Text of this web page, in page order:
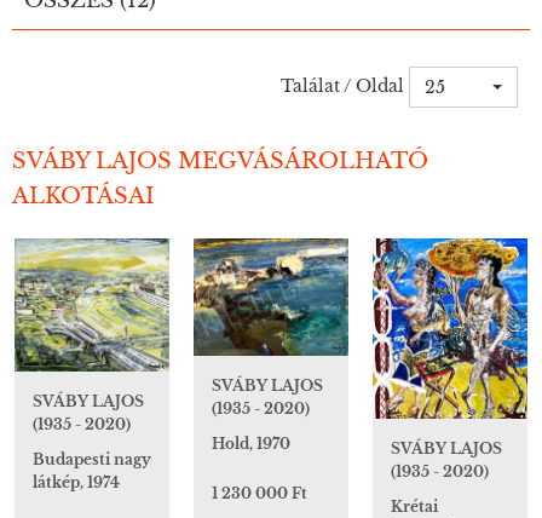
Találat / Oldal 25
SVÁBY LAJOS MEGVÁSÁROLHATÓ
ALKOTÁSAI
SVÁBY LAJOS
(1935 - 2020)
Budapesti nagy
látkép, 1974
SVÁBY LAJOS
(1935 - 2020)
Hold, 1970
1 230 000 Ft
SVÁBY LAJOS
(1935 - 2020)
Krétai